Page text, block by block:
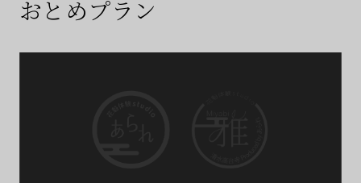
おとめプラン